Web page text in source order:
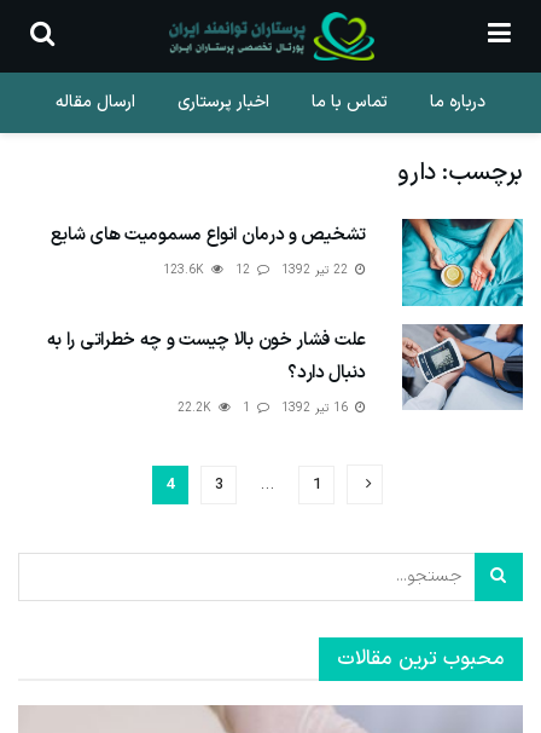
درباره ما تماس با ما اخبار پرستاری ارسال مقاله
برچسب:دارو
تشخیص و درمان انواع مسمومیت های شایع
علت فشار خون بالا چیست و چه خطراتی را به
دنبال دارد؟
1
…
3
4
محبوب ترین مقالات